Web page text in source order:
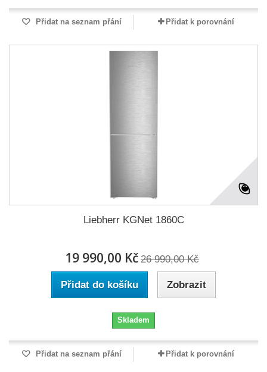
Přidat na seznam přání Přidat k porovnání
Liebherr KGNet 1860C
19 990,00 Kč 26 990,00 Kč
Přidat do košíku Zobrazit
Skladem
Přidat na seznam přání Přidat k porovnání